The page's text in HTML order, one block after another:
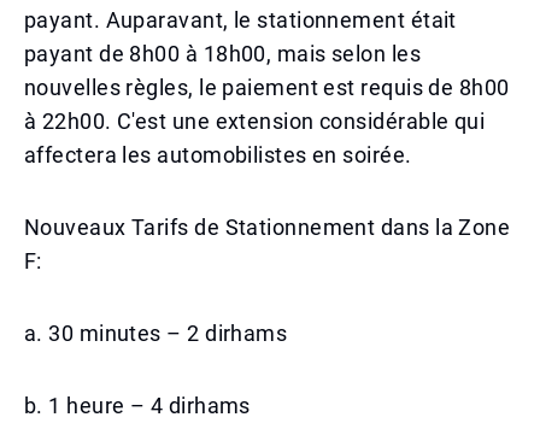
payant. Auparavant, le stationnement était
payant de 8h00 à 18h00, mais selon les
nouvelles règles, le paiement est requis de 8h00
à 22h00. C'est une extension considérable qui
affectera les automobilistes en soirée.
Nouveaux Tarifs de Stationnement dans la Zone
F:
a. 30 minutes – 2 dirhams
b. 1 heure – 4 dirhams